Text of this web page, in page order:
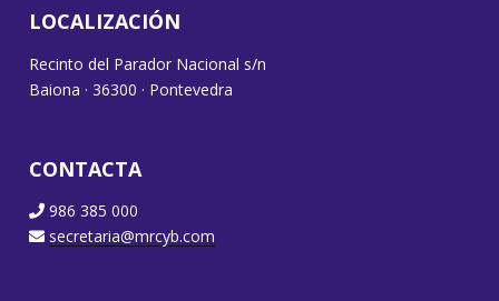
LOCALIZACIÓN
Recinto del Parador Nacional s/n
Baiona · 36300 · Pontevedra
CONTACTA
986 385 000
secretaria@mrcyb.com